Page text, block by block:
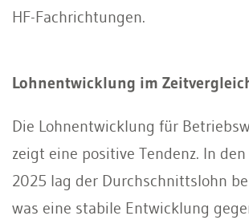
HF-Fachrichtungen.
Lohnentwicklung im
Die Lohnentwicklung für
zeigt eine positive Tendenz. In
2025 lag der Durchschnittslohn
was eine stabile Entwicklung